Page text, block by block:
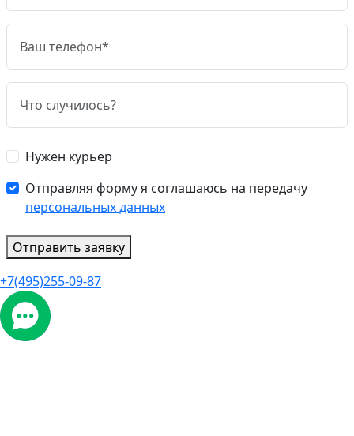
Нужен курьер
Отправляя форму я соглашаюсь на передачу
персональных данных
Отправить заявку
+7(495)255-09-87